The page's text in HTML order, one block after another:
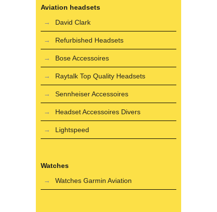
Aviation headsets
David Clark
Refurbished Headsets
Bose Accessoires
Raytalk Top Quality Headsets
Sennheiser Accessoires
Headset Accessoires Divers
Lightspeed
Watches
Watches Garmin Aviation